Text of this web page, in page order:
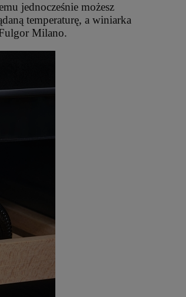
jednocześnie możesz
temperaturę, a winiarka
Milano.